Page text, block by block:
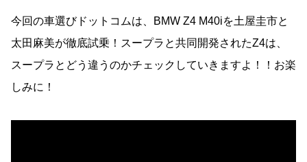
今回の車選びドットコムは、BMW Z4 M40iを土屋圭市と
太田麻美が徹底試乗！スープラと共同開発されたZ4は、
スープラとどう違うのかチェックしていきますよ！！お楽
しみに！